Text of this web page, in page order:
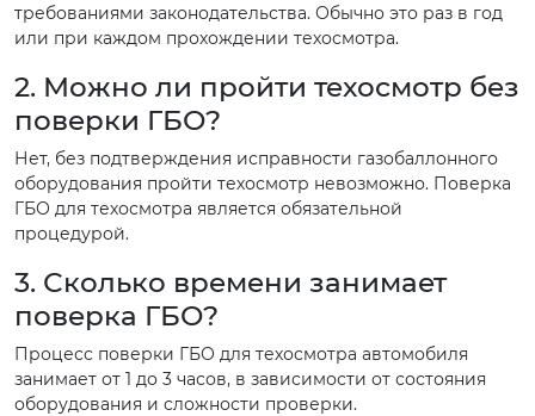
требованиями законодательства. Обычно это раз в год
или при каждом прохождении техосмотра.
2. Можно ли пройти техосмотр без
поверки ГБО?
Нет, без подтверждения исправности газобаллонного
оборудования пройти техосмотр невозможно. Поверка
ГБО для техосмотра является обязательной
процедурой.
3. Сколько времени занимает
поверка ГБО?
Процесс поверки ГБО для техосмотра автомобиля
занимает от 1 до 3 часов, в зависимости от состояния
оборудования и сложности проверки.